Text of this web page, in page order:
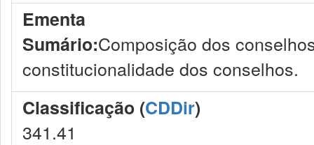
Ementa
Sumário:Composição dos
constitucionalidade dos conselhos.
Classificação (CDDir)
341.41